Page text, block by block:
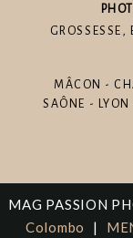
GROSSESSE ,
MÂCON -
SAÔNE -
MAG PASSION
Colombo
|